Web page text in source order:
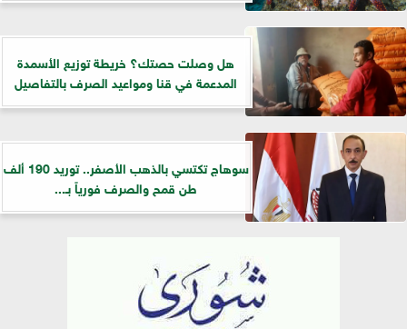
هل وصلت حصتك؟ خريطة توزيع الأسمدة
المدعمة في قنا ومواعيد الصرف بالتفاصيل
سوهاج تكتسي بالذهب الأصفر.. توريد 190 ألف
طن قمح والصرف فورياً بـ...